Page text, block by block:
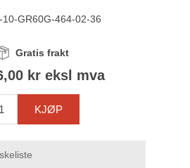
10-GR60G-464-02-36
Gratis frakt
kr eksl mva
KJØP